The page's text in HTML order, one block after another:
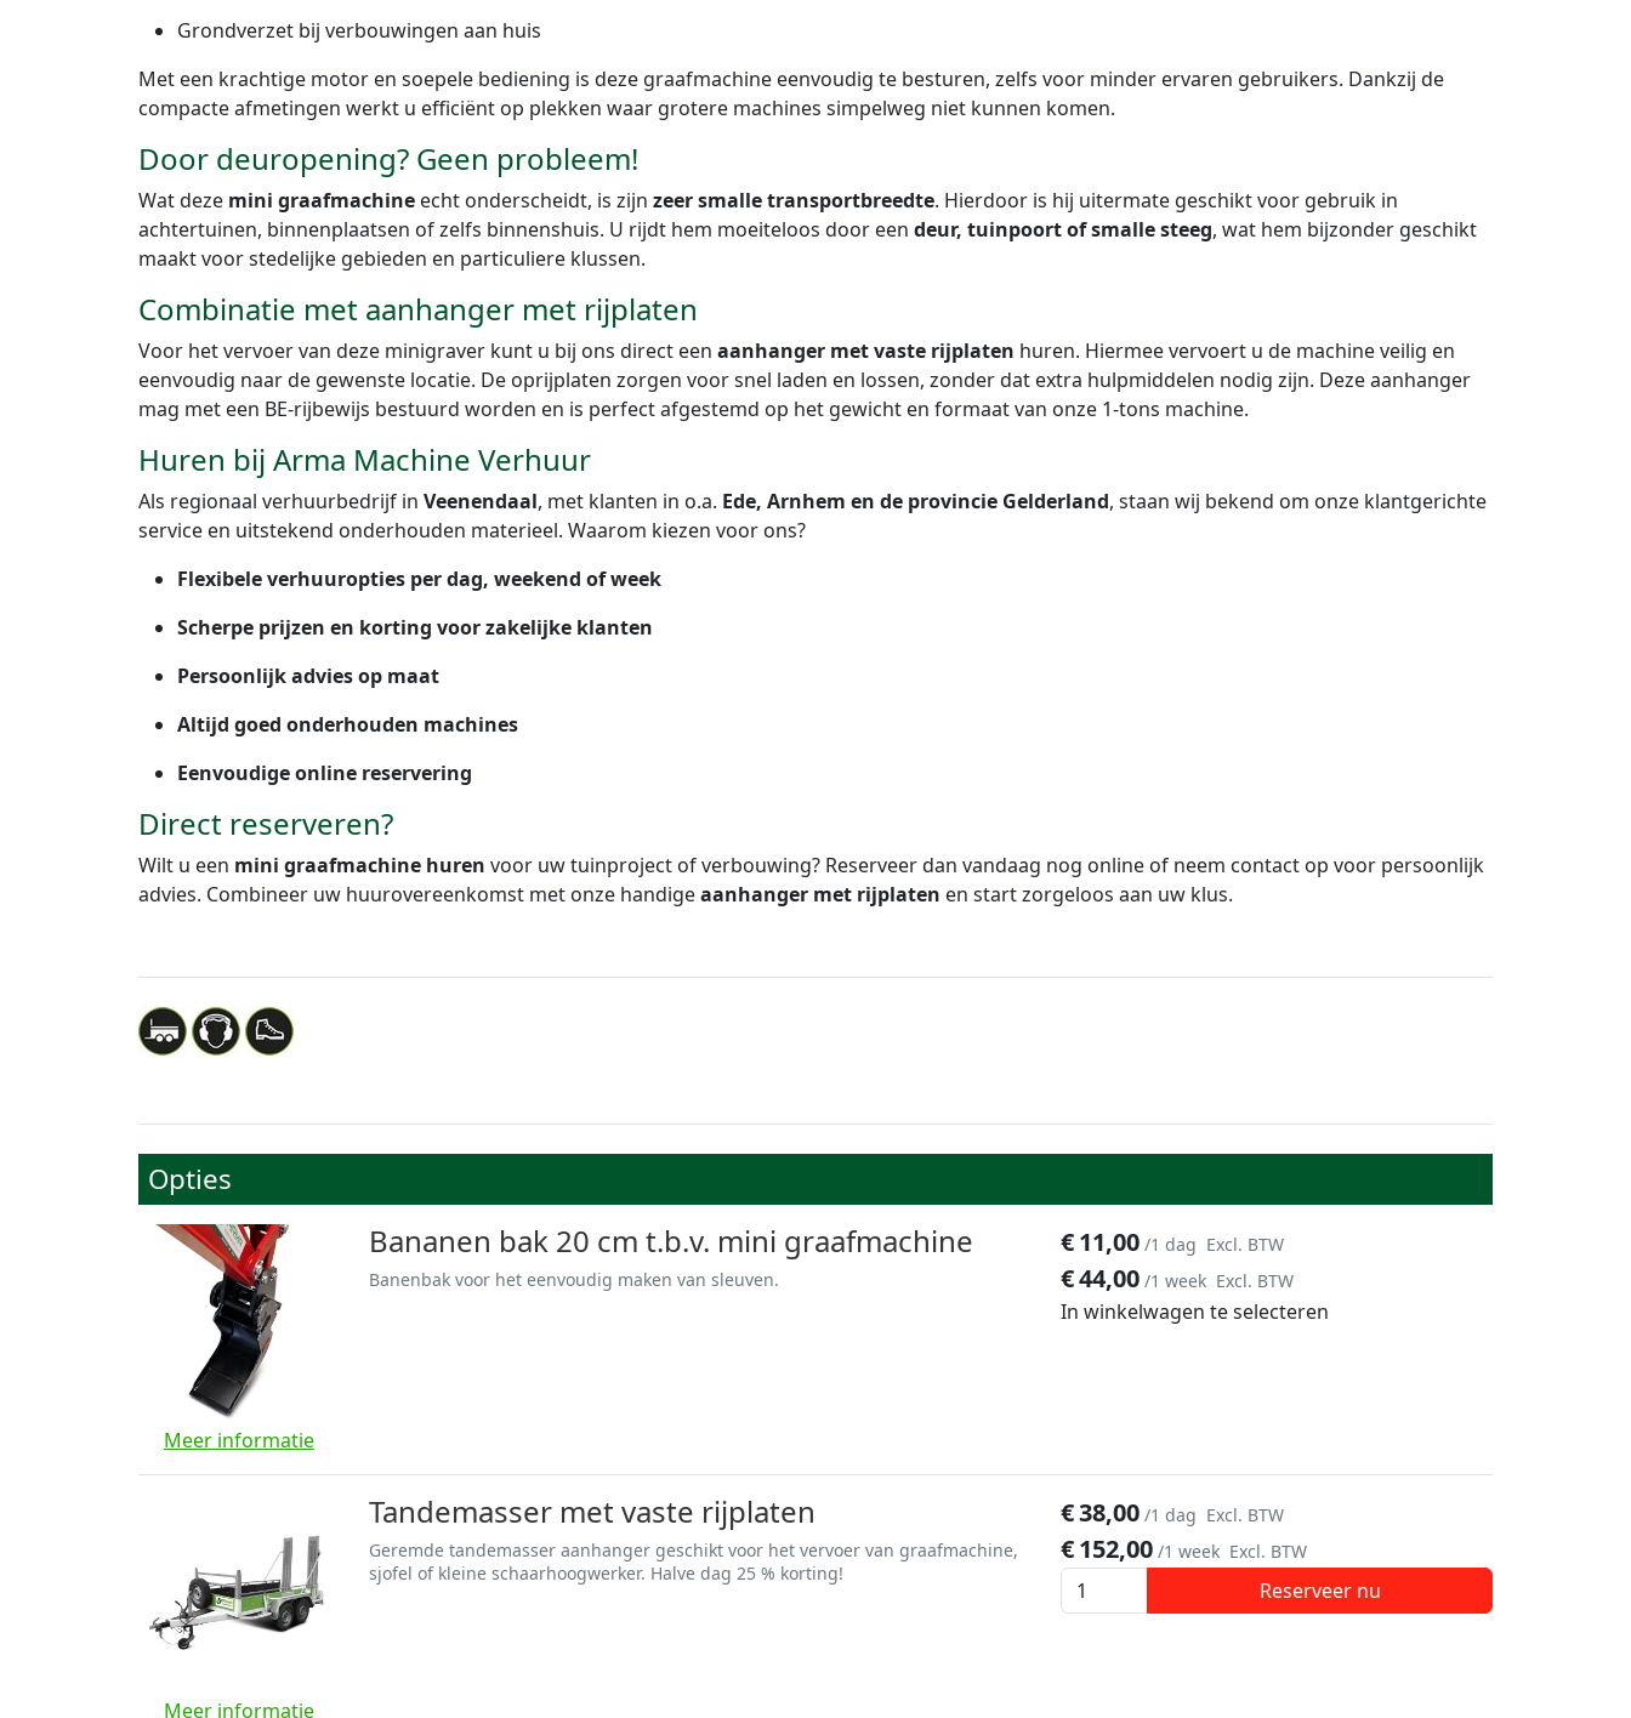
Grondverzet bij verbouwingen aan huis
Met een krachtige motor en soepele bediening is deze graafmachine eenvoudig te besturen, zelfs voor minder ervaren gebruikers. Dankzij de
compacte afmetingen werkt u efficiënt op plekken waar grotere machines simpelweg niet kunnen komen.
Door deuropening? Geen probleem!
Wat deze mini graafmachine echt onderscheidt, is zijn zeer smalle transportbreedte. Hierdoor is hij uitermate geschikt voor gebruik in
achtertuinen, binnenplaatsen of zelfs binnenshuis. U rijdt hem moeiteloos door een deur, tuinpoort of smalle steeg, wat hem bijzonder geschikt
maakt voor stedelijke gebieden en particuliere klussen.
Combinatie met aanhanger met rijplaten
Voor het vervoer van deze minigraver kunt u bij ons direct een aanhanger met vaste rijplaten huren. Hiermee vervoert u de machine veilig en
eenvoudig naar de gewenste locatie. De oprijplaten zorgen voor snel laden en lossen, zonder dat extra hulpmiddelen nodig zijn. Deze aanhanger
mag met een BE-rijbewijs bestuurd worden en is perfect afgestemd op het gewicht en formaat van onze 1-tons machine.
Huren bij Arma Machine Verhuur
Als regionaal verhuurbedrijf in Veenendaal, met klanten in o.a. Ede, Arnhem en de provincie Gelderland, staan wij bekend om onze klantgerichte
service en uitstekend onderhouden materieel. Waarom kiezen voor ons?
Flexibele verhuuropties per dag, weekend of week
Scherpe prijzen en korting voor zakelijke klanten
Persoonlijk advies op maat
Altijd goed onderhouden machines
Eenvoudige online reservering
Direct reserveren?
Wilt u een mini graafmachine huren voor uw tuinproject of verbouwing? Reserveer dan vandaag nog online of neem contact op voor persoonlijk
advies. Combineer uw huurovereenkomst met onze handigeaanhanger met rijplaten en start zorgeloos aan uw klus.
Opties
Meer informatie
€11,00 /1 dag Excl. BTW
€44,00 /1 week Excl. BTW
In winkelwagen te selecteren
Bananen bak 20 cm t.b.v. mini graafmachine
Banenbak voor het eenvoudig maken van sleuven.
Meer informatie
€38,00 /1 dag Excl. BTW
€152,00 /1 week Excl. BTW
Reserveer nu
Tandemasser met vaste rijplaten
Geremde tandemasser aanhanger geschikt voor het vervoer van graafmachine,
sjofel of kleine schaarhoogwerker. Halve dag 25 % korting!